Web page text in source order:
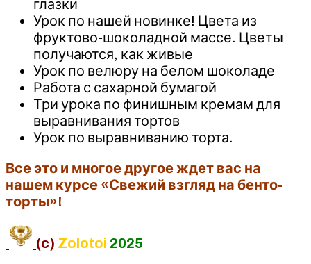
глазки
Урок по нашей новинке! Цвета из
фруктово-шоколадной массе. Цветы
получаются, как живые
Урок по велюру на белом шоколаде
Работа с сахарной бумагой
Три урока по финишным кремам для
выравнивания тортов
Урок по выравниванию торта.
Все это и многое другое ждет вас на
нашем курсе «Свежий взгляд на бенто-
торты»!
(c) Zolotoi 2025